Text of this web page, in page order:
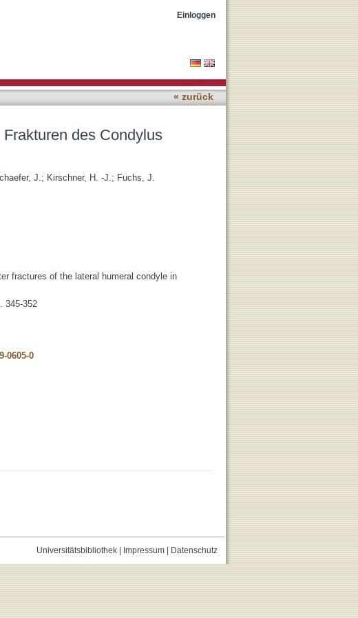
Einloggen
« zurück
des Condylus
J.; Kirschner, H. -J.; Fuchs, J.
fractures of the lateral humeral condyle in
345-352
0605-0
Universitätsbibliothek| Impressum| Datenschutz